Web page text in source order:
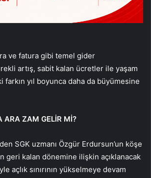
ve fatura gibi temel gider
artış, sabit kalan ücretler ile yaşam
farkın yıl boyunca daha da büyümesine
ARA ZAM GELİR Mİ?
SGK uzmanı Özgür Erdursun’un köşe
geri kalan dönemine ilişkin açıklanacak
açlık sınırının yükselmeye devam